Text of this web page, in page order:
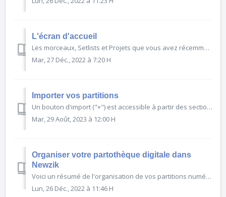
L'écran d'accueil
Les morceaux, Setlists et Projets que vous avez récemment ouverts sont affichés sur l'écran d'accueil de Newzik, et vous pouvez utiliser la barre de recherche pour effectuer des recherches...
Mar, 27 Déc., 2022 à 7:20 H
Importer vos partitions
Un bouton d'import ("+") est accessible à partir des sections principales de votre application Newzik (Accueil, Morceaux, Setlist, Projet). Vous pourrez importer des fichiers aux...
Mar, 29 Août, 2023 à 12:00 H
Organiser votre partothèque digitale dans
Newzik
Voici un résumé de l'organisation de vos partitions numériques dans Newzik : Dans Newzik, un morceau peut contenir plusieurs fichiers : les partitions. Par exemple, vous pouvez regrouper tou...
Lun, 26 Déc., 2022 à 11:46 H